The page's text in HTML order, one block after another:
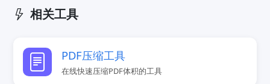
相关工具
PDF压缩工具
在线快速压缩PDF体积的工具